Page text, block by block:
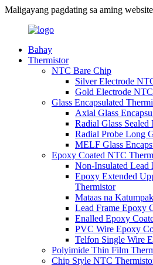
Maligayang pagdating sa aming
Bahay
Thermistor
NTC Bare Chip
Silver Electrode
Gold Electrode
Glass Encapsulated
Axial Glass
Radial Glass
Radial Probe Long
MELF Glass
Epoxy Coated NTC
Non-Insulated Lead
Epoxy Extended
Thermistor
Mataas na
Lead Frame Epoxy
Enalled Epoxy
PVC Wire Epoxy
Telfon Single Wire
Polyimide Thin Film
Chip Style NTC